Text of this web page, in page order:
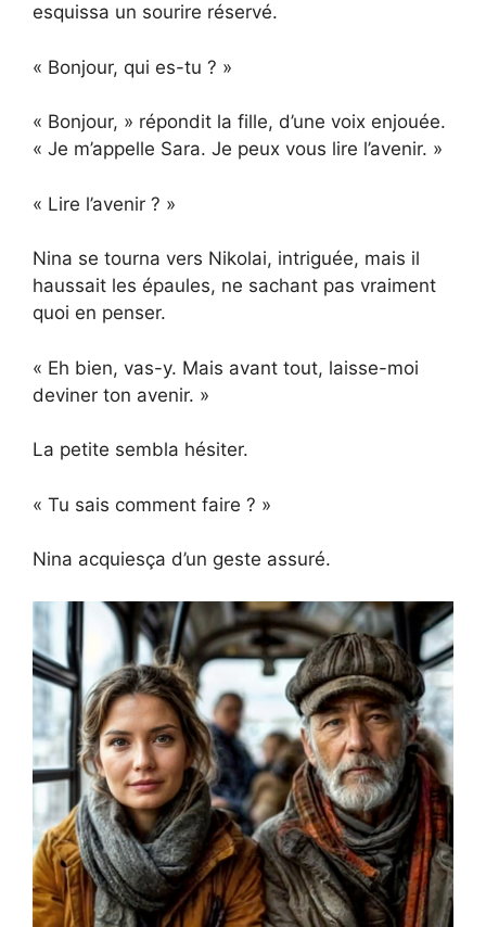
esquissa un sourire réservé.
« Bonjour, qui es-tu ? »
« Bonjour, » répondit la fille, d’une voix enjouée.
« Je m’appelle Sara. Je peux vous lire l’avenir. »
« Lire l’avenir ? »
Nina se tourna vers Nikolai, intriguée, mais il
haussait les épaules, ne sachant pas vraiment
quoi en penser.
« Eh bien, vas-y. Mais avant tout, laisse-moi
deviner ton avenir. »
La petite sembla hésiter.
« Tu sais comment faire ? »
Nina acquiesça d’un geste assuré.